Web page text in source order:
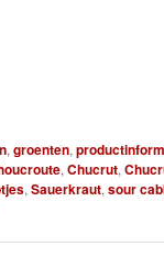
,groenten,
,Chucrut,
,Sauerkraut,sour